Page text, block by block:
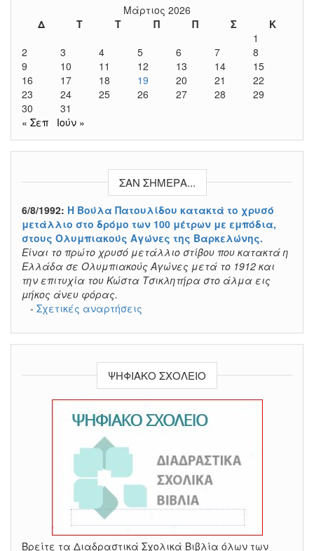
Μάρτιος 2026
Δ
Τ Τ Π Π Σ
Κ
1
2
3 4 5 6 7
8
9
10 11 12 13 14
15
16
17 18 19 20 21
22
23
24 25 26 27 28
29
30
31
« Σεπ
Ιούν »
ΣΑΝ ΣΉΜΕΡΑ...
6/8/1992: Η Βούλα Πατουλίδου κατακτά το χρυσό
μετάλλιο στο δρόμο των 100 μέτρων με εμπόδια,
στους Ολυμπιακούς Αγώνες της Βαρκελώνης.
Είναι το πρώτο χρυσό μετάλλιο στίβου που κατακτά η
Ελλάδα σε Ολυμπιακούς Αγώνες μετά το 1912 και
την επιτυχία του Κώστα Τσικλητήρα στο άλμα εις
μήκος άνευ φόρας.
- Σχετικές αναρτήσεις
ΨΗΦΙΑΚΌ ΣΧΟΛΕΊΟ
Βρείτε τα Διαδραστικά Σχολικά Βιβλία όλων των